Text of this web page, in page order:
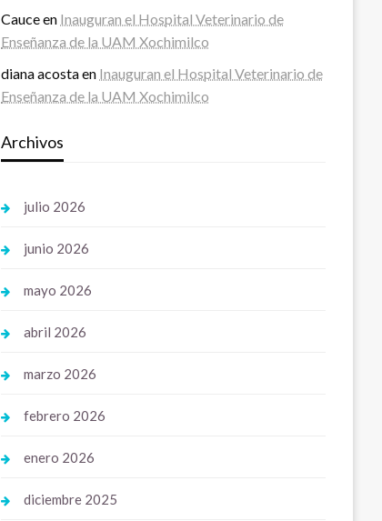
Cauceen Inauguran el Hospital Veterinario de
Enseñanza de la UAM Xochimilco
diana acostaen Inauguran el Hospital Veterinario de
Enseñanza de la UAM Xochimilco
Archivos
julio 2026
junio 2026
mayo 2026
abril 2026
marzo 2026
febrero 2026
enero 2026
diciembre 2025